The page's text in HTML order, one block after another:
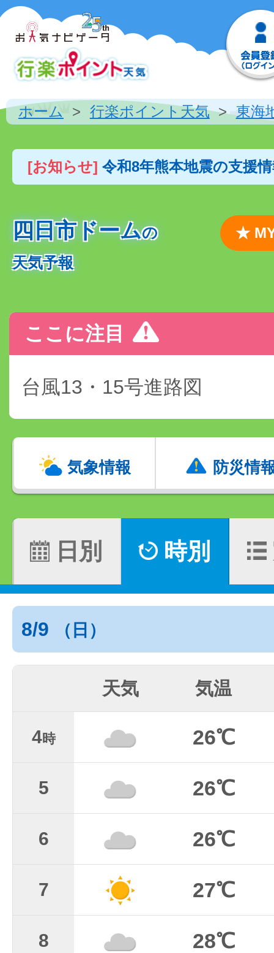
ホーム 行楽ポイント天気 東海
[お知らせ] 令和8年熊本地震の支援
四日市ドームの
天気予報
★
ここに注目
台風13・15号進路図
気象情報 防災情
日別 時別
8/9 （日）
天気 気温
4時 26℃
5 26℃
6 26℃
7 27℃
8 28℃